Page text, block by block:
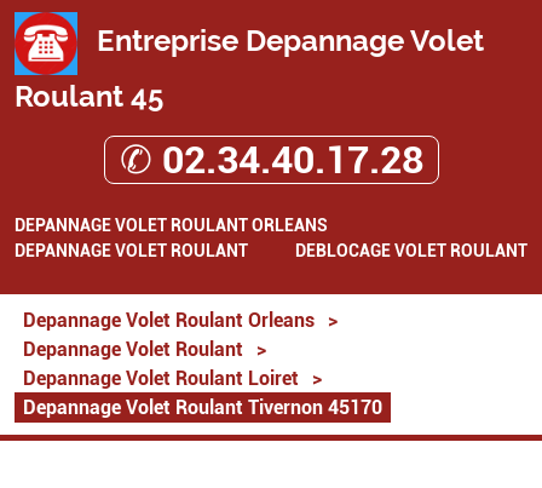
Entreprise Depannage Volet
Roulant 45
✆ 02.34.40.17.28
DEPANNAGE VOLET ROULANT ORLEANS
DEPANNAGE VOLET ROULANT
DEBLOCAGE VOLET ROULANT
Depannage Volet Roulant Orleans
>
Depannage Volet Roulant
>
Depannage Volet Roulant Loiret
>
Depannage Volet Roulant Tivernon 45170